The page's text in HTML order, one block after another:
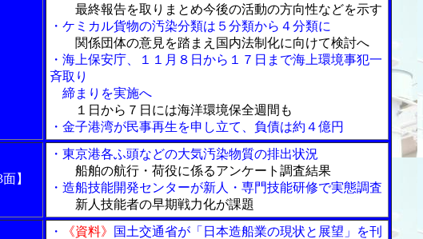
最終報告を取りまとめ今後の活動の方向性などを示す
・ケミカル貨物の汚染分類は５分類から４分類に
関係団体の意見を踏まえ国内法制化に向けて検討へ
・海上保安庁、１１月８日から１７日まで海上環境事犯一
斉取り
締まりを実施へ
１日から７日には海洋環境保全週間も
・金子港湾が民事再生を申し立て、負債は約４億円
】
・東京港各ふ頭などの大気汚染物質の排出状況
船舶の航行・荷役に係るアンケート調査結果
・造船技能開発センターが新人・専門技能研修で実態調査
新人技能者の早期戦力化が課題
・ 《資料》
国土交通省が「日本造船業の現状と展望」を刊